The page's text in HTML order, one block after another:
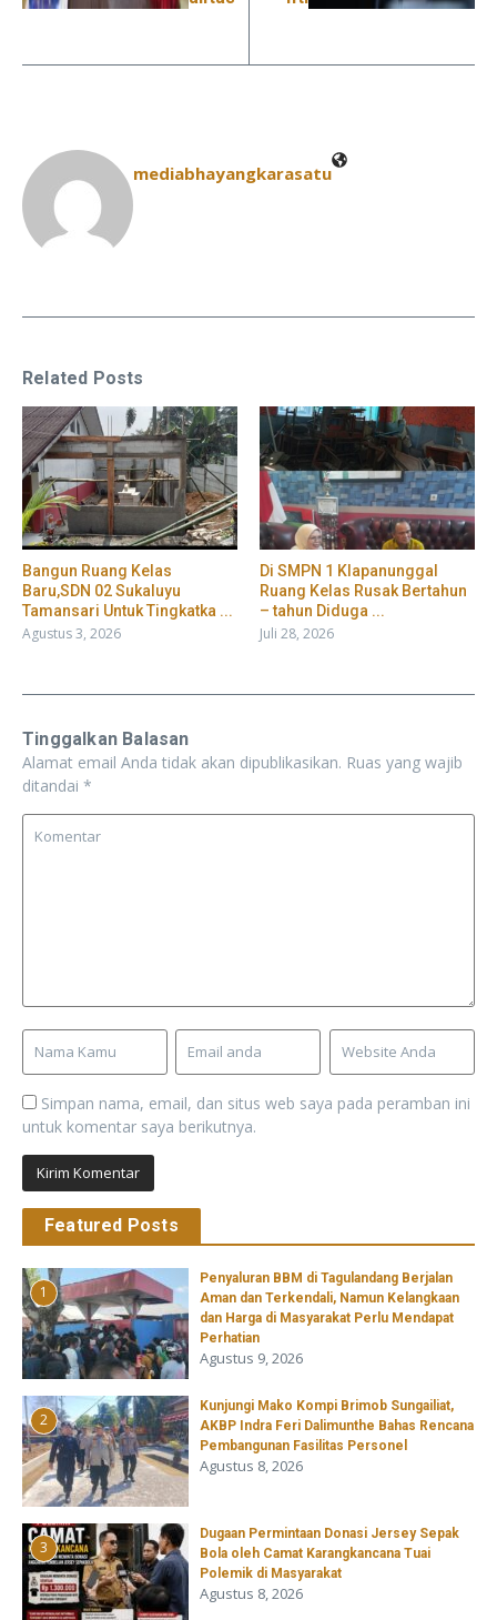
mediabhayangkarasatu
Related Posts
Bangun Ruang Kelas
Baru,SDN 02 Sukaluyu
Tamansari Untuk Tingkatka ...
Agustus 3, 2026
Di SMPN 1 Klapanunggal
Ruang Kelas Rusak Bertahun
– tahun Diduga ...
Juli 28, 2026
Tinggalkan Balasan
Alamat email Anda tidak akan dipublikasikan. Ruas yang wajib
ditandai *
Simpan nama, email, dan situs web saya pada peramban ini
untuk komentar saya berikutnya.
Featured Posts
1
Penyaluran BBM di Tagulandang Berjalan
Aman dan Terkendali, Namun Kelangkaan
dan Harga di Masyarakat Perlu Mendapat
Perhatian
Agustus 9, 2026
2
Kunjungi Mako Kompi Brimob Sungailiat,
AKBP Indra Feri Dalimunthe Bahas Rencana
Pembangunan Fasilitas Personel
Agustus 8, 2026
3
‎Dugaan Permintaan Donasi Jersey Sepak
Bola oleh Camat Karangkancana Tuai
Polemik di Masyarakat
Agustus 8, 2026